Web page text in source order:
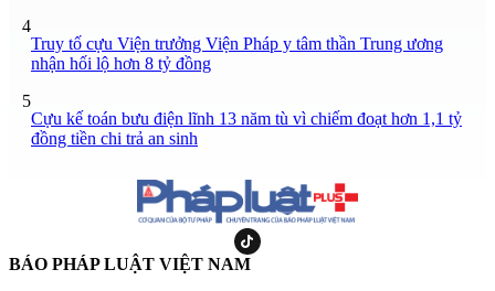
4
Truy tố cựu Viện trưởng Viện Pháp y tâm thần Trung ương
nhận hối lộ hơn 8 tỷ đồng
5
Cựu kế toán bưu điện lĩnh 13 năm tù vì chiếm đoạt hơn 1,1 tỷ
đồng tiền chi trả an sinh
BÁO PHÁP LUẬT VIỆT NAM